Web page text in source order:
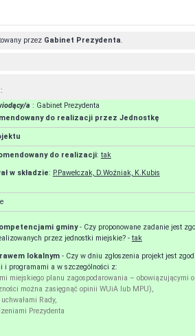
przez Gabinet Prezydenta.
:
a : Gabinet Prezydenta
do realizacji przez Jednostkę
do realizacji: tak
w składzie: P.Pawełczak, D.Woźniak, K.Kubis
gminy- Czy proponowane zadanie jest
przez jednostki miejskie? - tak
lokalnym - Czy w dniu zgłoszenia projekt jest
i programami a w szczególności z:
miejskiego planu zagospodarowania – obowiązującymi
można zasięgnąć opinii WUiA lub MPU),
Rady,
Prezydenta